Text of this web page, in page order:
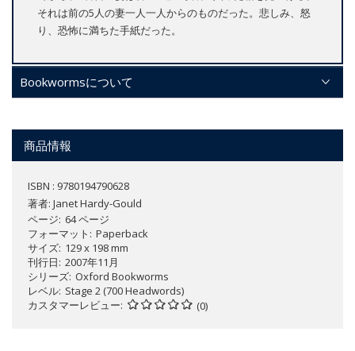
それは前の5人の妻一人一人からのものだった。悲しみ、怒
り、恐怖に満ちた手紙だった。
Bookwormsについて
商品情報
ISBN : 9780194790628
著者: Janet Hardy-Gould
ページ 64 ページ
フォーマット
Paperback
サイズ 129 x 198 mm
刊行日 2007年11月
シリーズ Oxford Bookworms
レベル Stage 2 (700 Headwords)
カスタマーレビュー
(0)